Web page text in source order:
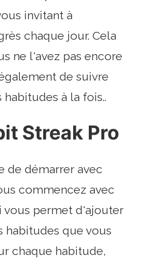
invitant à
chaque jour. Cela
ne l'avez pas encore
de suivre
à la fois..
Streak Pro
de démarrer avec
commencez avec
vous permet d'ajouter
que vous
chaque habitude,